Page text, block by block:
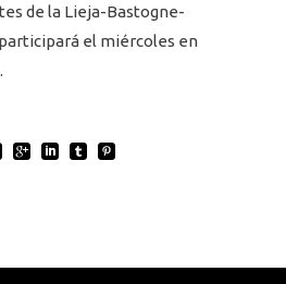
de la Lieja-Bastogne-
el miércoles en